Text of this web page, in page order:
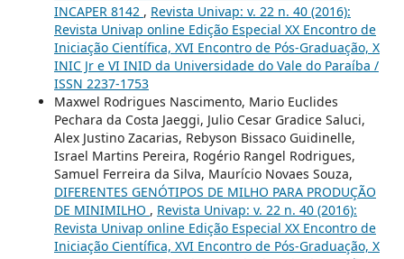
INCAPER 8142 , Revista Univap: v. 22 n. 40 (2016):
Revista Univap online Edição Especial XX Encontro de
Iniciação Científica, XVI Encontro de Pós-Graduação, X
INIC Jr e VI INID da Universidade do Vale do Paraíba /
ISSN 2237-1753
Maxwel Rodrigues Nascimento, Mario Euclides
Pechara da Costa Jaeggi, Julio Cesar Gradice Saluci,
Alex Justino Zacarias, Rebyson Bissaco Guidinelle,
Israel Martins Pereira, Rogério Rangel Rodrigues,
Samuel Ferreira da Silva, Maurício Novaes Souza,
DIFERENTES GENÓTIPOS DE MILHO PARA PRODUÇÃO
DE MINIMILHO , Revista Univap: v. 22 n. 40 (2016):
Revista Univap online Edição Especial XX Encontro de
Iniciação Científica, XVI Encontro de Pós-Graduação, X